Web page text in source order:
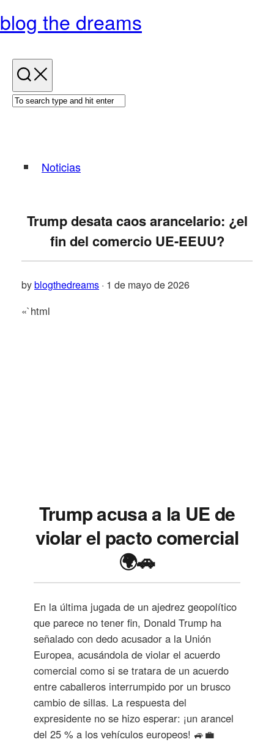
to
content
blog the dreams
Noticias
Trump desata caos arancelario: ¿el
fin del comercio UE-EEUU?
byblogthedreams · 1 de mayo de 2026
«`html
Trump acusa a la UE de
violar el pacto comercial
🌍🚗
En la última jugada de un ajedrez geopolítico
que parece no tener fin, Donald Trump ha
señalado con dedo acusador a la Unión
Europea, acusándola de violar el acuerdo
comercial como si se tratara de un acuerdo
entre caballeros interrumpido por un brusco
cambio de sillas. La respuesta del
expresidente no se hizo esperar: ¡un arancel
del 25 % a los vehículos europeos! 🚙💼